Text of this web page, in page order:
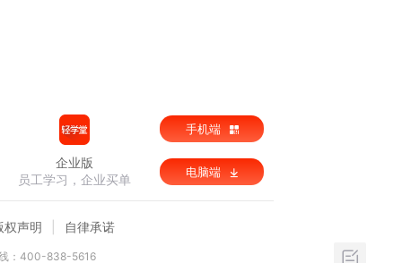
企业版
员工学习，企业买单
手机端
电脑端
权声明 自律承诺
：400-838-5616